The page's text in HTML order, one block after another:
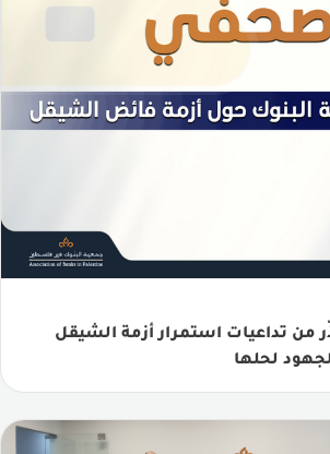
من تداعيات استمرار أزمة الشيقل
لحلها